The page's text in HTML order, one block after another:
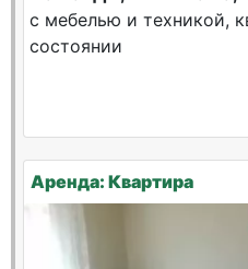
с мебелью и техникой,
состоянии
Аренда: Квартира